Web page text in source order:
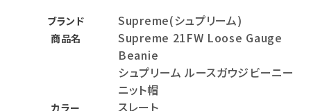
ブランド Supreme(シュプリーム)
商品名
Supreme 21FW Loose Gauge
Beanie
シュプリーム ルースガウジビーニー
ニット帽
カラー スレート